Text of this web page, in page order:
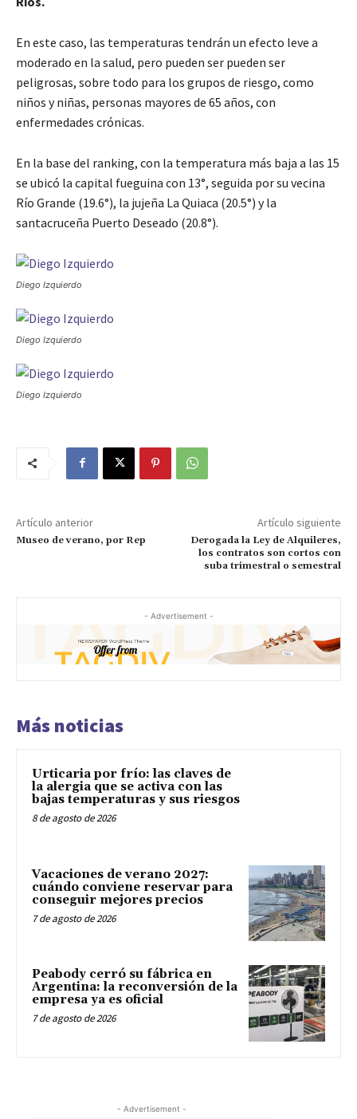
En este caso, las temperaturas tendrán un efecto leve a
moderado en la salud, pero pueden ser pueden ser
peligrosas, sobre todo para los grupos de riesgo, como
niños y niñas, personas mayores de 65 años, con
enfermedades crónicas.
En la base del ranking, con la temperatura más baja a las 15
se ubicó la capital fueguina con 13°, seguida por su vecina
Río Grande (19.6°), la jujeña La Quiaca (20.5°) y la
santacruceña Puerto Deseado (20.8°).
Diego Izquierdo
Diego Izquierdo
Diego Izquierdo
Artículo anterior
Museo de verano, por Rep
Artículo siguiente
Derogada la Ley de Alquileres,
los contratos son cortos con
suba trimestral o semestral
- Advertisement -
Más noticias
Urticaria por frío: las claves de
la alergia que se activa con las
bajas temperaturas y sus riesgos
8 de agosto de 2026
Vacaciones de verano 2027:
cuándo conviene reservar para
conseguir mejores precios
7 de agosto de 2026
Peabody cerró su fábrica en
Argentina: la reconversión de la
empresa ya es oficial
7 de agosto de 2026
- Advertisement -